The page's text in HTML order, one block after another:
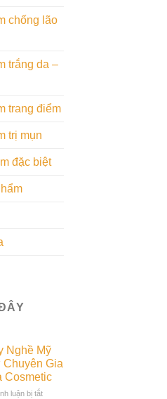
chống lão
trắng da –
trang điểm
trị mụn
đặc biệt
Nghề Mỹ
Chuyên Gia
Cosmetic
luận bị tắtở